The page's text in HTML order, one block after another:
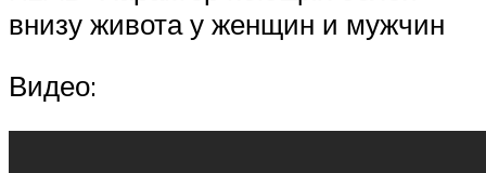
внизу живота у женщин и мужчин
Видео: